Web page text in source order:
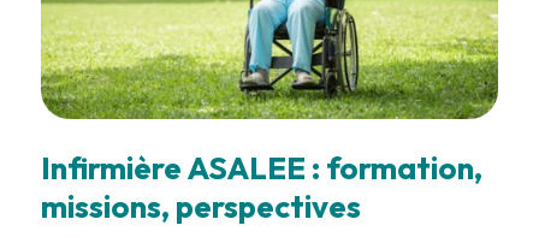
Infirmière ASALEE : formation,
missions, perspectives